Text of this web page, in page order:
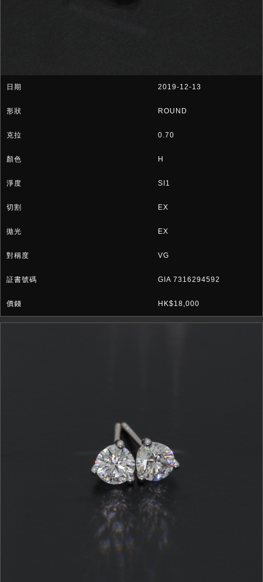
2019-12-13
ROUND
0.70
H
SI1
EX
EX
VG
GIA 7316294592
HK$18,000